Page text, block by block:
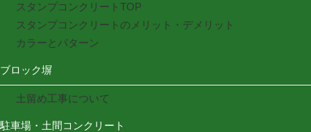
スタンプコンクリートTOP
スタンプコンクリートのメリット・デメリット
カラーとパターン
ブロック塀
土留め工事について
駐車場・土間コンクリート